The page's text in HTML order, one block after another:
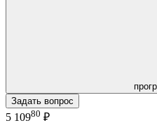
Задать вопрос
5 10980 ₽